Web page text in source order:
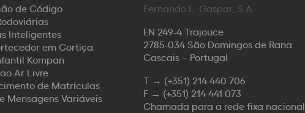
de Código
Inteligentes
em Cortiça
Kompan
Ar Livre
de Matrículas
Mensagens Variáveis
Fernando L. Gaspar, S.A.
EN 249-4 Trajouce
2785-034 São Domingos de Rana
Cascais – Portugal
T → (+351) 214 440 706
F → (+351) 214 441 073
Chamada para a rede fixa nacional